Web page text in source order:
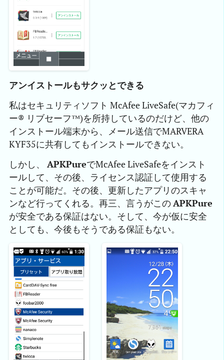
アンイストールもサクッとできる
私はセキュリティソフト McAfee LiveSafe(マカフィ
ー® リブセーフ™)を所持しているのだけど、他の
インストール端末から、メール送信でMARVERA
KYF35に共有してもインストールできない。
しかし、 APKPureでMcAfee LiveSafeをインスト
ールして、その後、ライセンス認証して使用する
ことが可能だ。その後、更新したアプリのスキャ
ンなど行ってくれる。再三、言うがこのAPKPure
が安全である保証はない。そして、今が仮に安全
としても、今後もそうである保証もない。